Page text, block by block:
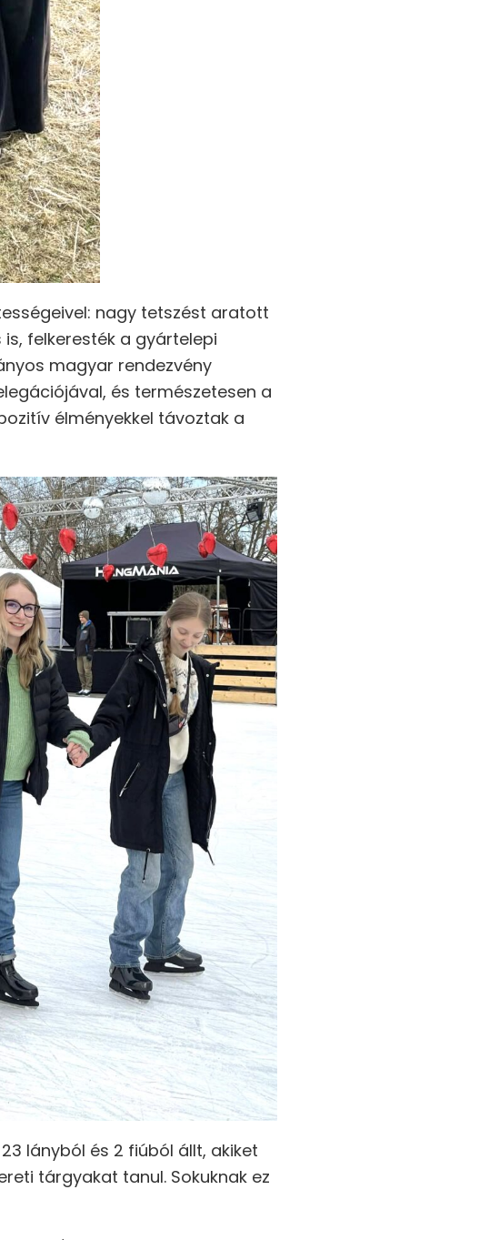
nagy tetszést aratott
felkeresték a gyártelepi
magyar rendezvény
és természetesen a
élményekkel távoztak a
lányból és 2 fiúból állt, akiket
tárgyakat tanul. Sokuknak ez